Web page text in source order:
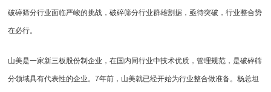
破碎筛分行业面临严峻的挑战，破碎筛分行业群雄割据，亟待突破，行业整合势
在必行。
山美是一家新三板股份制企业，在国内同行业中技术优质，管理规范，是破碎筛
分领域具有代表性的企业。7年前，山美就已经开始为行业整合做准备。杨总坦